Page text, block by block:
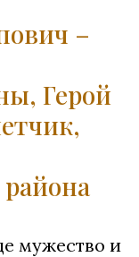
–
Герой
мужество и